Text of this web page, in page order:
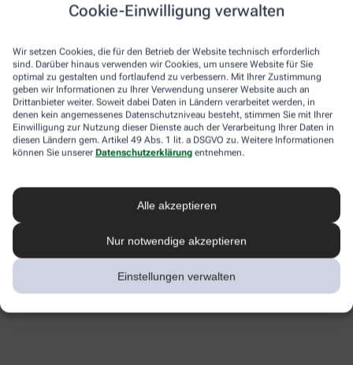
Cookie-Einwilligung verwalten
Wir setzen Cookies, die für den Betrieb der Website technisch erforderlich
sind. Darüber hinaus verwenden wir Cookies, um unsere Website für Sie
optimal zu gestalten und fortlaufend zu verbessern. Mit Ihrer Zustimmung
geben wir Informationen zu Ihrer Verwendung unserer Website auch an
Drittanbieter weiter. Soweit dabei Daten in Ländern verarbeitet werden, in
denen kein angemessenes Datenschutzniveau besteht, stimmen Sie mit Ihrer
Einwilligung zur Nutzung dieser Dienste auch der Verarbeitung Ihrer Daten in
diesen Ländern gem. Artikel 49 Abs. 1 lit. a DSGVO zu. Weitere Informationen
können Sie unserer Datenschutzerklärung entnehmen.
Alle akzeptieren
Nur notwendige akzeptieren
Einstellungen verwalten